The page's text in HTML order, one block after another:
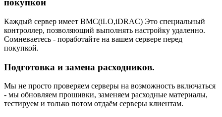
покупкой
Каждый сервер имеет BMC(iLO,iDRAC) Это специальный
контроллер, позволяющий выполнять настройку удаленно.
Сомневаетесь - поработайте на вашем сервере перед
покупкой.
Подготовка и замена расходников.
Мы не просто проверяем серверы на возможность включаться
- мы обновляем прошивки, заменяем расходные материалы,
тестируем и только потом отдаём серверы клиентам.